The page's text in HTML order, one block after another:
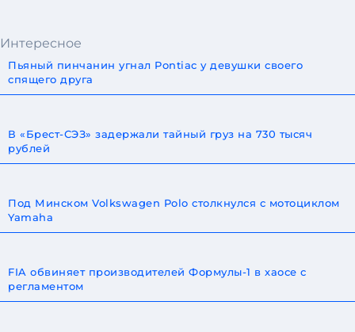
Интересное
Пьяный пинчанин угнал Pontiac у девушки своего
спящего друга
В «Брест-СЭЗ» задержали тайный груз на 730 тысяч
рублей
Под Минском Volkswagen Polo столкнулся с мотоциклом
Yamaha
FIA обвиняет производителей Формулы-1 в хаосе с
регламентом